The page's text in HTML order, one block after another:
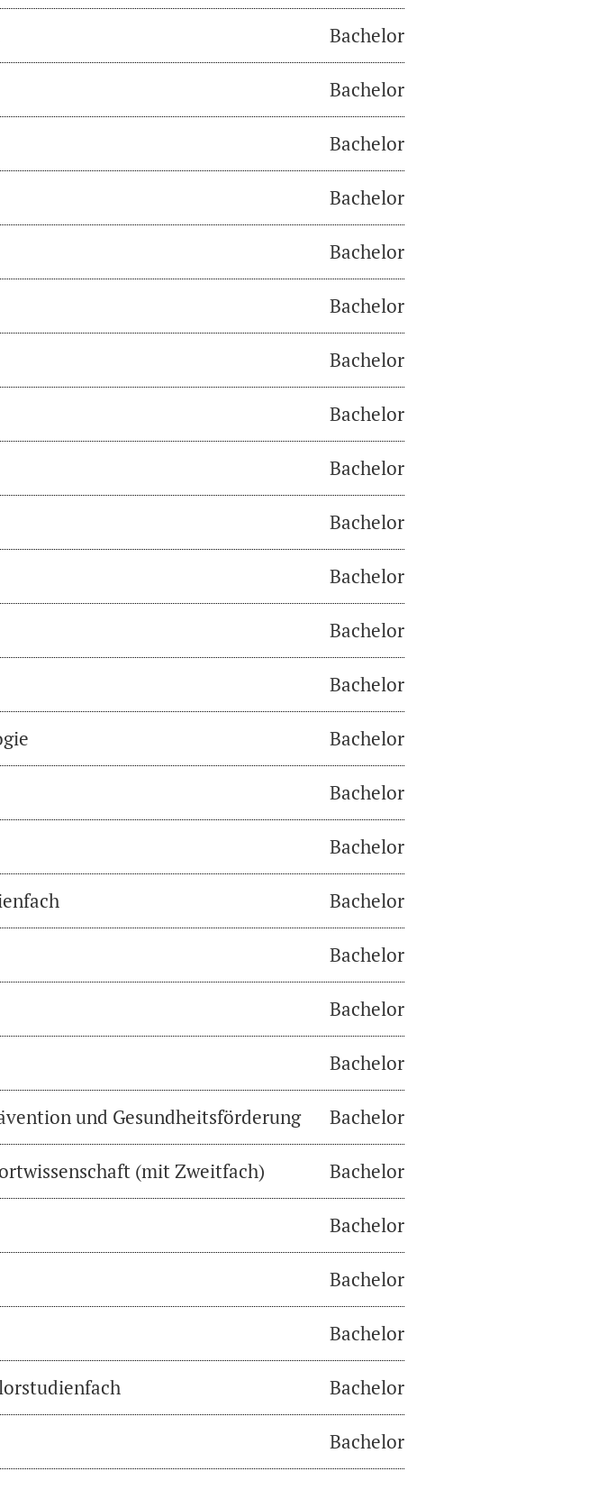
Bachelor
Bachelor
Bachelor
Bachelor
Bachelor
Bachelor
Bachelor
Bachelor
Bachelor
Bachelor
Bachelor
Bachelor
Bachelor
Bachelor
Bachelor
Bachelor
Bachelor
Bachelor
Bachelor
Bachelor
und Gesundheitsförderung Bachelor
(mit Zweitfach) Bachelor
Bachelor
Bachelor
Bachelor
Bachelor
Bachelor